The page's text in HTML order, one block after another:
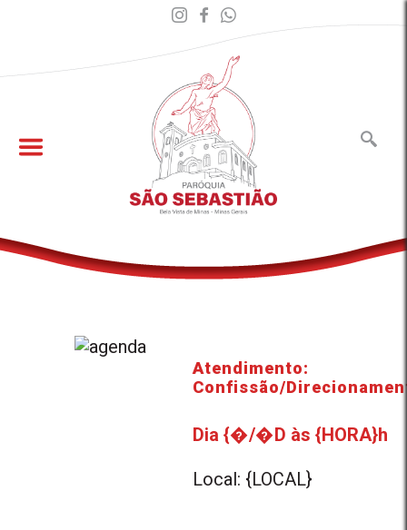
Atendimento:
Confissão/
Dia {�/�D às {HORA}h
Local: {LOCAL}